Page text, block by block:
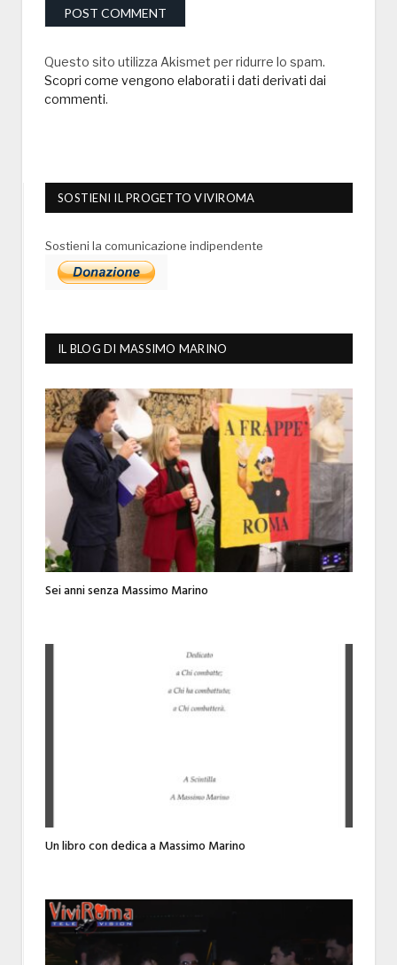
Questo sito utilizza Akismet per ridurre lo spam.
Scopri come vengono elaborati i dati derivati dai
commenti.
SOSTIENI IL PROGETTO VIVIROMA
Sostieni la comunicazione indipendente
IL BLOG DI MASSIMO MARINO
Sei anni senza Massimo Marino
Un libro con dedica a Massimo Marino